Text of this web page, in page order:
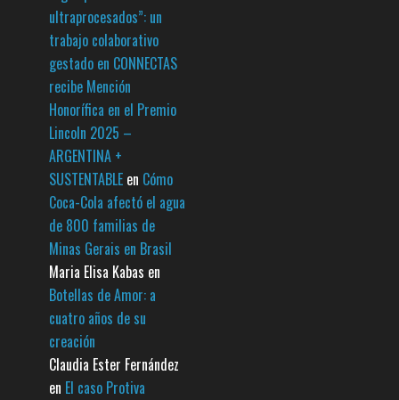
ultraprocesados”: un
trabajo colaborativo
gestado en CONNECTAS
recibe Mención
Honorífica en el Premio
Lincoln 2025 –
ARGENTINA +
SUSTENTABLE en Cómo
Coca-Cola afectó el agua
de 800 familias de
Minas Gerais en Brasil
Maria Elisa Kabas en
Botellas de Amor: a
cuatro años de su
creación
Claudia Ester Fernández
en El caso Protiva